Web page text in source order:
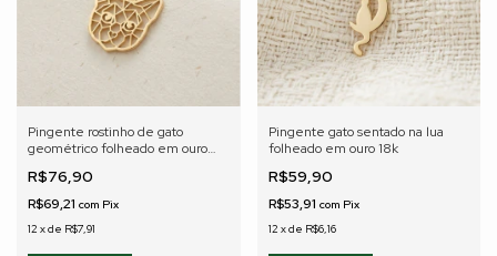
Pingente rostinho de gato
geométrico folheado em ouro
R$76,90
R$69,21 com Pix
12 xde R$7,91
Pingente gato sentado na lua
folheado em ouro 18k
R$59,90
R$53,91 com Pix
12 xde R$6,16